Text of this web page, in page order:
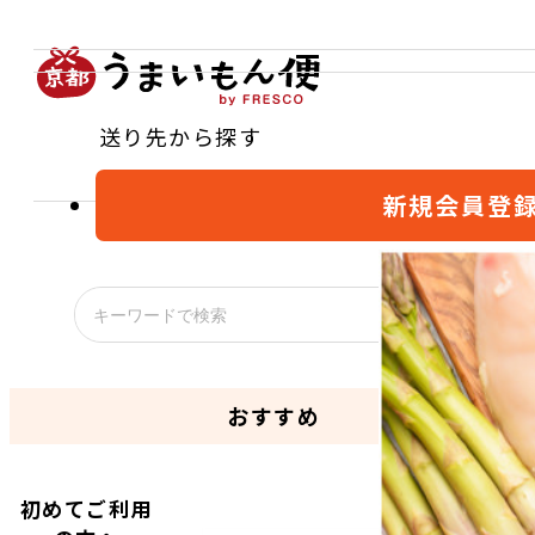
送り先から探す
新規会員登
おすすめ
初めてご利用